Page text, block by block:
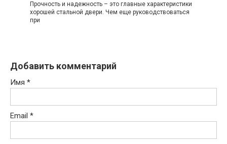
Прочность и надежность – это главные характеристики
хорошей стальной двери. Чем еще руководствоваться
при
Добавить комментарий
Имя *
Email *